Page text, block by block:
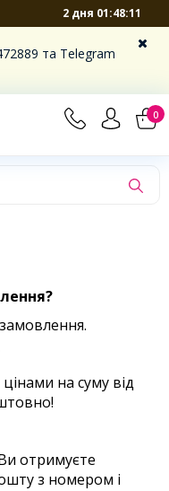
2 дня 01:48:11
та Telegram
0
на суму від
отримуєте
з номером і